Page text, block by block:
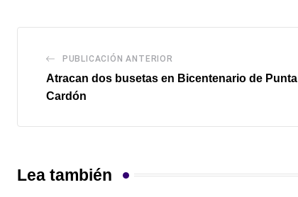
PUBLICACIÓN ANTERIOR
Atracan dos busetas en Bicentenario de Punta
Cardón
Lea también